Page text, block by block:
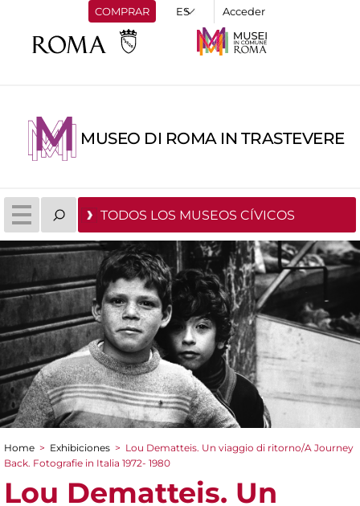
COMPRAR Acceder
MUSEO DI ROMA IN TRASTEVERE
TODOS LOS MUSEOS CÍVICOS
You are here
Home > Exhibiciones > Lou Dematteis. Un viaggio di ritorno/A Journey
Back. Fotografie in Italia 1972- 1980
Lou Dematteis. Un